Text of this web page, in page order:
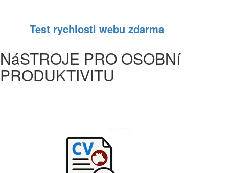
Test rychlosti webu zdarma
NáSTROJE PRO OSOBNí
PRODUKTIVITU